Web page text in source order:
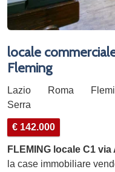
locale
Fleming
Lazio Roma
Serra
€ 142.000
FLEMING locale C1 via
la case immobiliare